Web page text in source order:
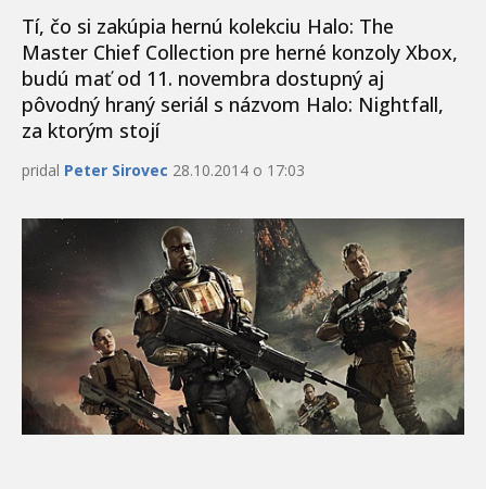
Tí, čo si zakúpia hernú kolekciu Halo: The
Master Chief Collection pre herné konzoly Xbox,
budú mať od 11. novembra dostupný aj
pôvodný hraný seriál s názvom Halo: Nightfall,
za ktorým stojí
pridal Peter Sirovec 28.10.2014 o 17:03